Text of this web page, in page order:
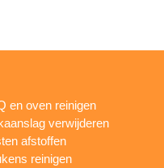
en oven reinigen
verwijderen
afstoffen
reinigen